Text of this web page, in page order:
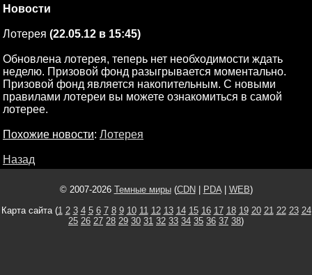
Новости
Лотерея (22.05.12 в 15:45)
Обновлена лотерея, теперь нет необходимости ждать
неделю. Призовой фонд разыгрывается моментально.
Призовой фонд является накопительным. С новыми
правилами лотереи вы можете ознакомиться в самой
лотерее.
Похожие новости: Лотерея
Назад
© 2007-2026 Темные миры(CDN PDA| WEB)
Карта сайта (1 2 3 4 5 6 7 8 9 10 11 12 13 14 15 16 17 18 19 20 21 22 23 24
25 26 27 28 29 30 31 32 33 34 35 36 37 38)